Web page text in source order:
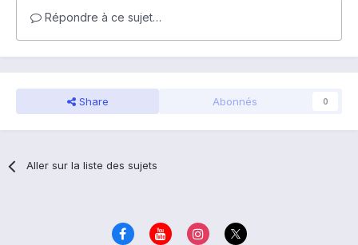
Répondre à ce sujet…
Share Abonnés 0
Aller sur la liste des sujets